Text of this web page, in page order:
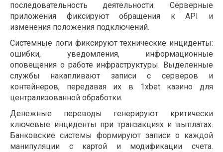
последовательность деятельности. Серверные
приложения фиксируют обращения к API и
изменения положения подключений.
Системные логи фиксируют технические инциденты:
ошибки, уведомления, информационные
оповещения о работе инфраструктуры. Выделенные
службы накапливают записи с серверов и
контейнеров, передавая их в 1xbet казино для
централизованной обработки.
Денежные переводы генерируют критически
ключевые инциденты при транзакциях и выплатах.
Банковские системы формируют записи о каждой
манипуляции с картой и модификации счета.